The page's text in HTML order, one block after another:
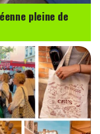
pleine de